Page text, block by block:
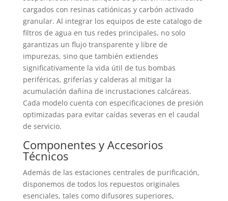
cargados con resinas catiónicas y carbón activado
granular. Al integrar los equipos de este catalogo de
filtros de agua en tus redes principales, no solo
garantizas un flujo transparente y libre de
impurezas, sino que también extiendes
significativamente la vida útil de tus bombas
periféricas, griferías y calderas al mitigar la
acumulación dañina de incrustaciones calcáreas.
Cada modelo cuenta con especificaciones de presión
optimizadas para evitar caídas severas en el caudal
de servicio.
Componentes y Accesorios
Técnicos
Además de las estaciones centrales de purificación,
disponemos de todos los repuestos originales
esenciales, tales como difusores superiores,